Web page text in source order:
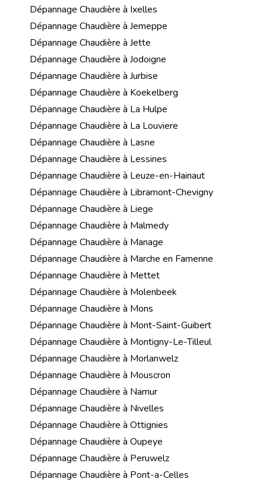
Dépannage Chaudière à Ixelles
Dépannage Chaudière à Jemeppe
Dépannage Chaudière à Jette
Dépannage Chaudière à Jodoigne
Dépannage Chaudière à Jurbise
Dépannage Chaudière à Koekelberg
Dépannage Chaudière à La Hulpe
Dépannage Chaudière à La Louviere
Dépannage Chaudière à Lasne
Dépannage Chaudière à Lessines
Dépannage Chaudière à Leuze-en-Hainaut
Dépannage Chaudière à Libramont-Chevigny
Dépannage Chaudière à Liege
Dépannage Chaudière à Malmedy
Dépannage Chaudière à Manage
Dépannage Chaudière à Marche en Famenne
Dépannage Chaudière à Mettet
Dépannage Chaudière à Molenbeek
Dépannage Chaudière à Mons
Dépannage Chaudière à Mont-Saint-Guibert
Dépannage Chaudière à Montigny-Le-Tilleul
Dépannage Chaudière à Morlanwelz
Dépannage Chaudière à Mouscron
Dépannage Chaudière à Namur
Dépannage Chaudière à Nivelles
Dépannage Chaudière à Ottignies
Dépannage Chaudière à Oupeye
Dépannage Chaudière à Peruwelz
Dépannage Chaudière à Pont-a-Celles